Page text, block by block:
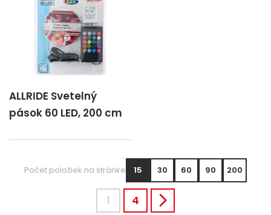
ALLRIDE Svetelný
pások 60 LED, 200 cm
Počet položiek na stránke 15 30 60 90 200
1 4